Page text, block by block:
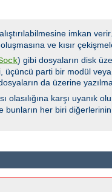
imkan
ve kısır
) gibi dosyaların disk
üçüncü parti bir modül
da üzerine
karşı uyanık
bunların her biri